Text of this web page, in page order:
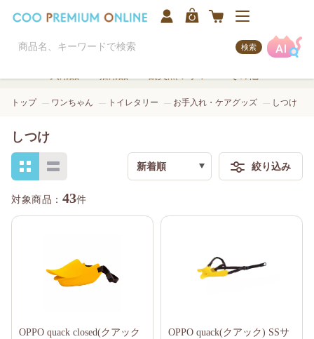
検索
トップ ワンちゃん トイレタリー お手入れ・ケアグッズ しつけ
しつけ
絞り込み
検索
新着順
43件
OPPO quack closed(クアック
OPPO quack(クアック) SSサ